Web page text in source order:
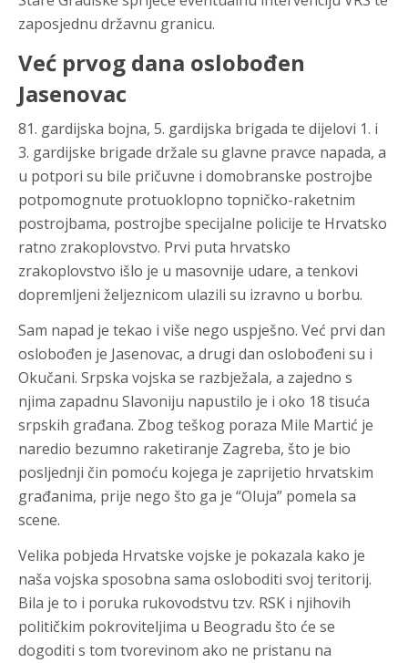
zaposjednu državnu granicu.
Već prvog dana oslobođen
Jasenovac
81. gardijska bojna, 5. gardijska brigada te dijelovi 1. i
3. gardijske brigade držale su glavne pravce napada, a
u potpori su bile pričuvne i domobranske postrojbe
potpomognute protuoklopno topničko-raketnim
postrojbama, postrojbe specijalne policije te Hrvatsko
ratno zrakoplovstvo. Prvi puta hrvatsko
zrakoplovstvo išlo je u masovnije udare, a tenkovi
dopremljeni željeznicom ulazili su izravno u borbu.
Sam napad je tekao i više nego uspješno. Već prvi dan
oslobođen je Jasenovac, a drugi dan oslobođeni su i
Okučani. Srpska vojska se razbježala, a zajedno s
njima zapadnu Slavoniju napustilo je i oko 18 tisuća
srpskih građana. Zbog teškog poraza Mile Martić je
naredio bezumno raketiranje Zagreba, što je bio
posljednji čin pomoću kojega je zaprijetio hrvatskim
građanima, prije nego što ga je “Oluja” pomela sa
scene.
Velika pobjeda Hrvatske vojske je pokazala kako je
naša vojska sposobna sama osloboditi svoj teritorij.
Bila je to i poruka rukovodstvu tzv. RSK i njihovih
političkim pokroviteljima u Beogradu što će se
dogoditi s tom tvorevinom ako ne pristanu na